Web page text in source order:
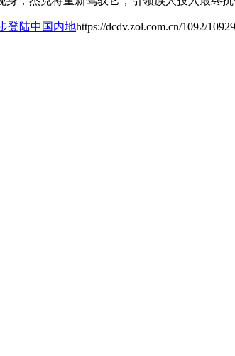
登陆中国内地https://dcdv.zol.com.cn/1092/